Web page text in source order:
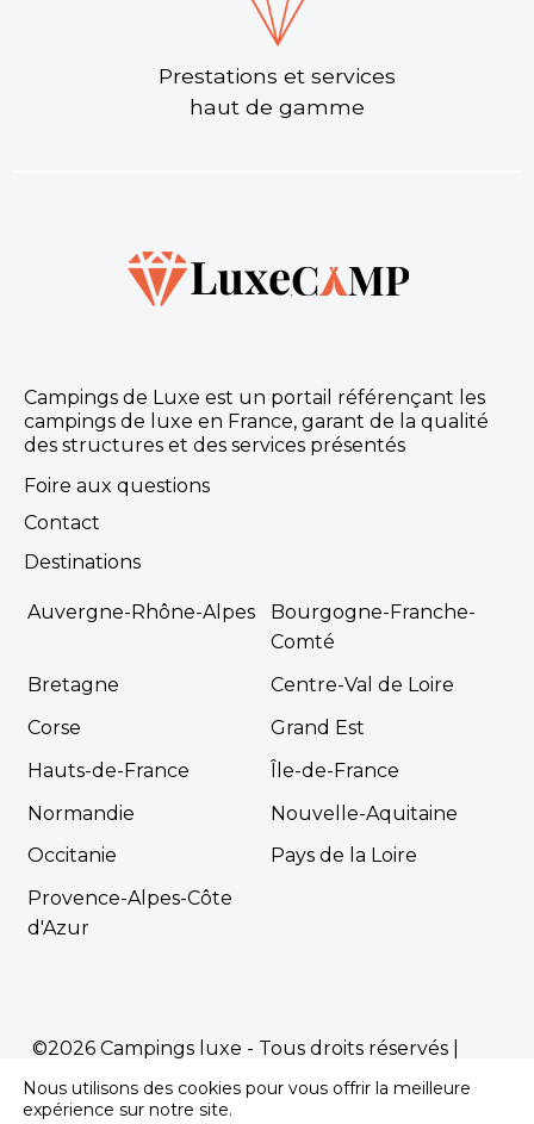
Prestations et services
haut de gamme
Campings de Luxe est un portail référençant les
campings de luxe en France, garant de la qualité
des structures et des services présentés
Foire aux questions
Contact
Destinations
Auvergne-Rhône-Alpes
Bourgogne-Franche-
Comté
Bretagne
Centre-Val de Loire
Corse
Grand Est
Hauts-de-France
Île-de-France
Normandie
Nouvelle-Aquitaine
Occitanie
Pays de la Loire
Provence-Alpes-Côte
d'Azur
©2026 Campings luxe - Tous droits réservés |
Propulsé parPremière.Page
Nous utilisons des cookies pour vous offrir la meilleure
expérience sur notre site.